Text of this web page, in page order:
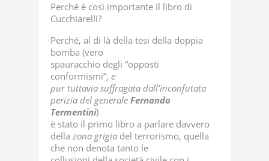
Perché è così importante il libro di
Cucchiarelli?
Perché, al di là della tesi della doppia
bomba (vero
spauracchio degli “opposti
conformismi”, e
pur tuttavia suffragata dall’inconfutata
perizia del generale Fernando
Termentini)
è stato il primo libro a parlare davvero
della zona grigia del terrorismo, quella
che non denota tanto le